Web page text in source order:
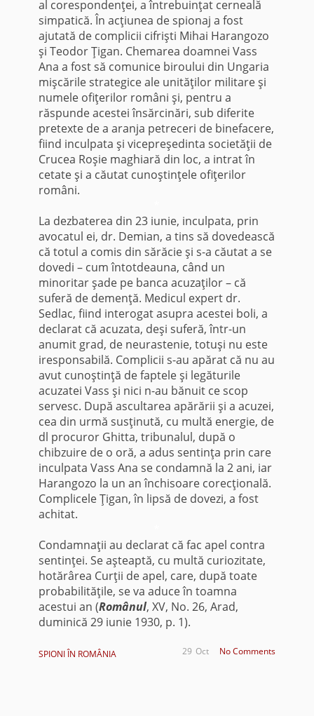
al corespondenţei, a întrebuinţat cerneală
simpatică. În acţiunea de spionaj a fost
ajutată de complicii cifrişti Mihai Harangozo
şi Teodor Ţigan. Chemarea doamnei Vass
Ana a fost să comunice biroului din Ungaria
mişcările strategice ale unităţilor militare şi
numele ofiţerilor români şi, pentru a
răspunde acestei însărcinări, sub diferite
pretexte de a aranja petreceri de binefacere,
fiind inculpata şi vicepreşedinta societăţii de
Crucea Roşie maghiară din loc, a intrat în
cetate şi a căutat cunoştinţele ofiţerilor
români.
La dezbaterea din 23 iunie, inculpata, prin
avocatul ei, dr. Demian, a tins să dovedească
că totul a comis din sărăcie şi s-a căutat a se
dovedi – cum întotdeauna, când un
minoritar şade pe banca acuzaţilor – că
suferă de demenţă. Medicul expert dr.
Sedlac, fiind interogat asupra acestei boli, a
declarat că acuzata, deşi suferă, într-un
anumit grad, de neurastenie, totuşi nu este
iresponsabilă. Complicii s-au apărat că nu au
avut cunoştinţă de faptele şi legăturile
acuzatei Vass şi nici n-au bănuit ce scop
servesc. După ascultarea apărării şi a acuzei,
cea din urmă susţinută, cu multă energie, de
dl procuror Ghitta, tribunalul, după o
chibzuire de o oră, a adus sentinţa prin care
inculpata Vass Ana se condamnă la 2 ani, iar
Harangozo la un an închisoare corecţională.
Complicele Ţigan, în lipsă de dovezi, a fost
achitat.
Condamnaţii au declarat că fac apel contra
sentinţei. Se aşteaptă, cu multă curiozitate,
hotărârea Curţii de apel, care, după toate
probabilităţile, se va aduce în toamna
acestui an (Românul, XV, No. 26, Arad,
duminică 29 iunie 1930, p. 1).
SPIONI ÎN ROMÂNIA No Comments
Oct
29